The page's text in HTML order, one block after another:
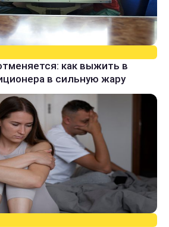
как выжить в
в сильную жару